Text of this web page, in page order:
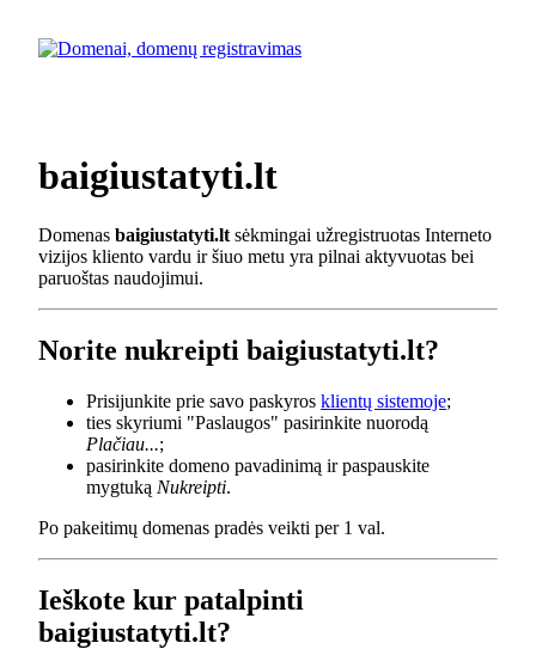
baigiustatyti.lt
Domenas baigiustatyti.lt sėkmingai užregistruotas Interneto
vizijos kliento vardu ir šiuo metu yra pilnai aktyvuotas bei
paruoštas naudojimui.
Norite nukreipti baigiustatyti.lt?
Prisijunkite prie savo paskyros klientų sistemoje;
ties skyriumi "Paslaugos" pasirinkite nuorodą
Plačiau...;
pasirinkite domeno pavadinimą ir paspauskite
mygtuką Nukreipti.
Po pakeitimų domenas pradės veikti per 1 val.
Ieškote kur patalpinti
baigiustatyti.lt?